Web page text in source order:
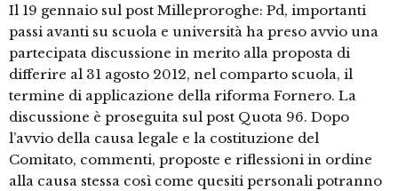
Il 19 gennaio sul post Milleproroghe: Pd, importanti
passi avanti su scuola e università ha preso avvio una
partecipata discussione in merito alla proposta di
differire al 31 agosto 2012, nel comparto scuola, il
termine di applicazione della riforma Fornero. La
discussione è proseguita sul post Quota 96. Dopo
l’avvio della causa legale e la costituzione del
Comitato, commenti, proposte e riflessioni in ordine
alla causa stessa così come quesiti personali potranno